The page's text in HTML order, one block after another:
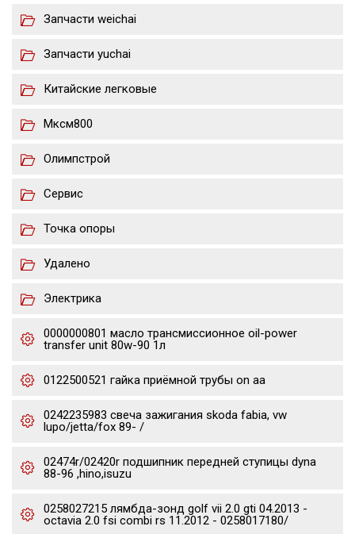
Запчасти weichai
Запчасти yuchai
Китайские легковые
Мксм800
Олимпстрой
Сервис
Точка опоры
Удалено
Электрика
0000000801 масло трансмиссионное oil-power
transfer unit 80w-90 1л
0122500521 гайка приёмной трубы on aa
0242235983 свеча зажигания skoda fabia, vw
lupo/jetta/fox 89- /
02474r/02420r подшипник передней ступицы dyna
88-96 ,hino,isuzu
0258027215 лямбда-зонд golf vii 2.0 gti 04.2013 -
octavia 2.0 fsi combi rs 11.2012 - 0258017180/